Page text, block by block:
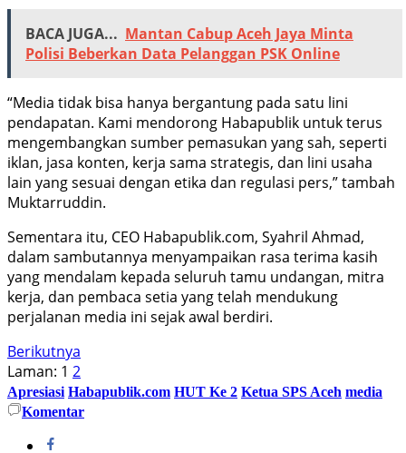
BACA JUGA... Mantan Cabup Aceh Jaya Minta
Polisi Beberkan Data Pelanggan PSK Online
“Media tidak bisa hanya bergantung pada satu lini
pendapatan. Kami mendorong Habapublik untuk terus
mengembangkan sumber pemasukan yang sah, seperti
iklan, jasa konten, kerja sama strategis, dan lini usaha
lain yang sesuai dengan etika dan regulasi pers,” tambah
Muktarruddin.
Sementara itu, CEO Habapublik.com, Syahril Ahmad,
dalam sambutannya menyampaikan rasa terima kasih
yang mendalam kepada seluruh tamu undangan, mitra
kerja, dan pembaca setia yang telah mendukung
perjalanan media ini sejak awal berdiri.
Berikutnya
Laman: 1 2
Apresiasi Habapublik.com HUT Ke 2 Ketua SPS Aceh media
Komentar